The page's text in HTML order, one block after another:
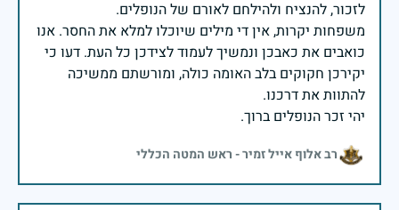
משפחות יקרות, אין די מילים שיוכלו למלא את החסר. אנו
כואבים את כאבכן ונמשיך לעמוד לצידכן כל העת. דעו כי
יקירכן חקוקים בלב האומה כולה, ומורשתם ממשיכה
יהי זכר הנופלים ברוך.
רב אלוף אייל זמיר - ראש המטה הכללי